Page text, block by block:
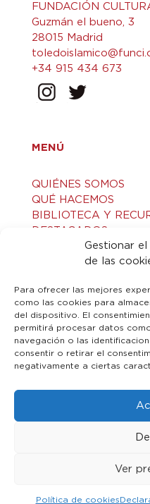
Gestionar
de las
Para ofrecer las mejores
como las cookies para
del dispositivo. El
permitirá procesar datos
navegación o las
consentir o retirar el
negativamente a ciertas
Ver
Política de cookies
FUNDACIÓN
Guzmán el bueno, 3
28015 Madrid
+34 915 434 673
MENÚ
QUIÉNES SOMOS
QUÉ HACEMOS
BIBLIOTECA Y
DESTACADOS
ACTIVIDADES
VISITAS GUIADAS
LEGAL
AVISO LEGAL
POLÍTICA DE
© 2023 Toledo Islámico.